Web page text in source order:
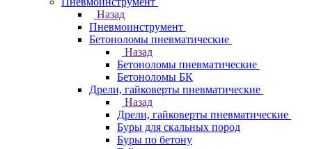
Назад
Пневмоинструмент
Бетоноломы пневматические
Назад
Бетоноломы пневматические
Бетоноломы БК
Дрели, гайковерты пневматические
Назад
Дрели, гайковерты пневматические
Буры для скальных пород
Буры по бетону